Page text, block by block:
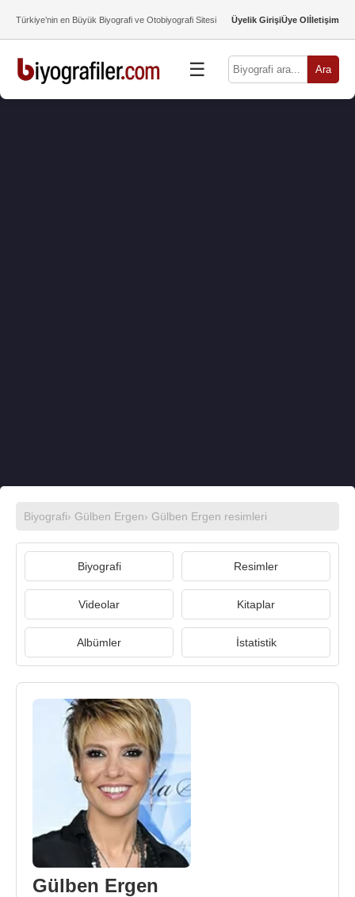
Türkiye’nin en Büyük Biyografi ve Otobiyografi Sitesi Üyelik GirişiÜye Olİletişim
☰ Ara
Biyografi› Gülben Ergen› Gülben Ergen resimleri
Biyografi Resimler
Videolar Kitaplar
Albümler İstatistik
Gülben Ergen